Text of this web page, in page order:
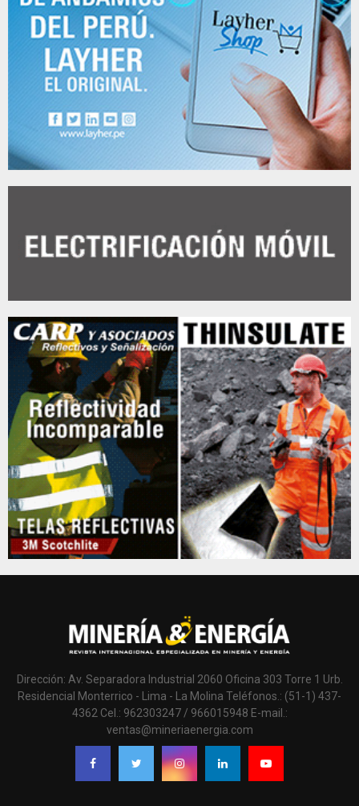
Dirección: Av. Separadora Industrial 2060 Oficina 303 Torre 1 Urb.
Residencial Monterrico - Lima - La Molina Teléfonos.: (51-1) 437-
4362 Cel.: 962303247 / 966015948 E-mail.:
ventas@mineriaenergia.com